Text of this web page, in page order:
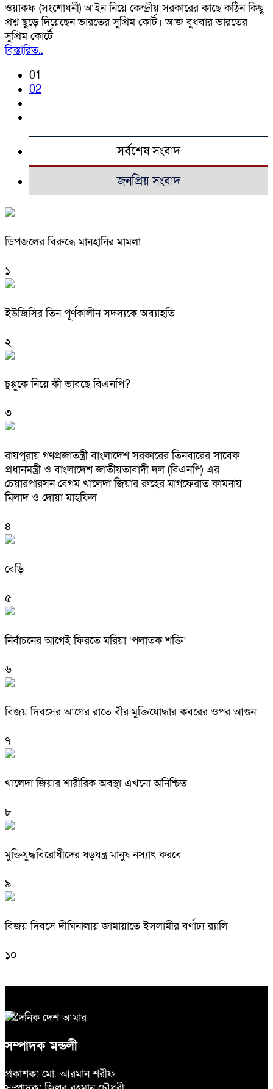
ওয়াকফ (সংশোধনী) আইন নিয়ে কেন্দ্রীয় সরকারের কাছে কঠিন কিছু
প্রশ্ন ছুড়ে দিয়েছেন ভারতের সুপ্রিম কোর্ট। আজ বুধবার ভারতের
সুপ্রিম কোর্টে
বিস্তারিত..
01
02
সর্বশেষ সংবাদ
জনপ্রিয় সংবাদ
ডিপজলের বিরুদ্ধে মানহানির মামলা
১
ইউজিসির তিন পূর্ণকালীন সদস্যকে অব্যাহতি
২
চুপ্পুকে নিয়ে কী ভাবছে বিএনপি?
৩
রায়পুরায় গণপ্রজাতন্ত্রী বাংলাদেশ সরকারের তিনবারের সাবেক
প্রধানমন্ত্রী ও বাংলাদেশ জাতীয়তাবাদী দল (বিএনপি) এর
চেয়ারপারসন বেগম খালেদা জিয়ার রুহের মাগফেরাত কামনায়
মিলাদ ও দোয়া মাহফিল
৪
বেড়ি
৫
নির্বাচনের আগেই ফিরতে মরিয়া ‘পলাতক শক্তি’
৬
বিজয় দিবসের আগের রাতে বীর মুক্তিযোদ্ধার কবরের ওপর আগুন
৭
খালেদা জিয়ার শারীরিক অবস্থা এখনো অনিশ্চিত
৮
মুক্তিযুদ্ধবিরোধীদের ষড়যন্ত্র মানুষ নস্যাৎ করবে
৯
বিজয় দিবসে দীঘিনালায় জামায়াতে ইসলামীর বর্ণাঢ্য র‍্যালি
১০
সম্পাদক মন্ডলী
প্রকাশক: মো. আরমান শরীফ